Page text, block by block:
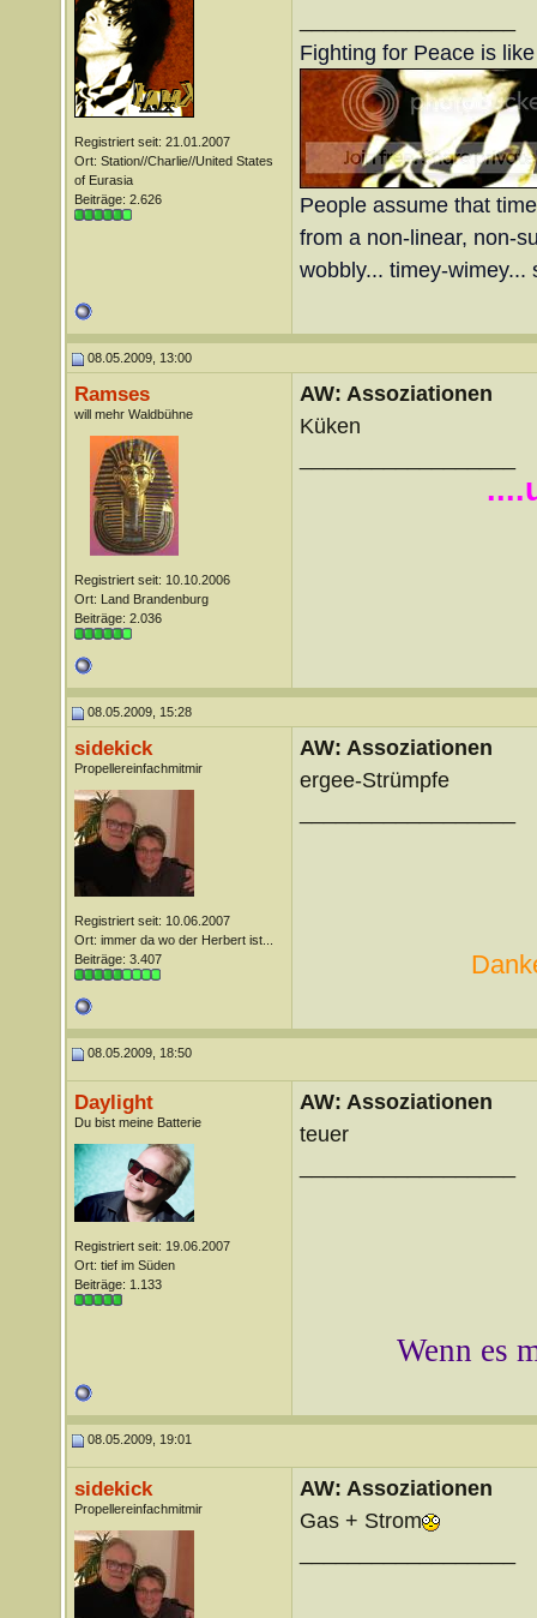
Registriert seit: 21.01.2007
Ort: Station//Charlie//United States
of Eurasia
Beiträge: 2.626
Fighting for Peace is
People assume that
from a non-linear, non-
wobbly... timey-wimey...
08.05.2009, 13:00
Ramses
will mehr Waldbühne
Registriert seit: 10.10.2006
Ort: Land Brandenburg
Beiträge: 2.036
AW: Assoziationen
Küken
08.05.2009, 15:28
sidekick
Propellereinfachmitmir
Registriert seit: 10.06.2007
Ort: immer da wo der Herbert ist...
Beiträge: 3.407
AW: Assoziationen
ergee-Strümpfe
08.05.2009, 18:50
Daylight
Du bist meine Batterie
Registriert seit: 19.06.2007
Ort: tief im Süden
Beiträge: 1.133
AW: Assoziationen
teuer
Wenn es
08.05.2009, 19:01
sidekick
Propellereinfachmitmir
AW: Assoziationen
Gas + Strom